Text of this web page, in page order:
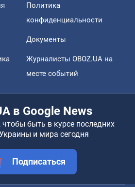
Политика
конфиденциальности
Документы
Журналисты OBOZ.UA на
месте событий
в Google News
быть в курсе последних
и мира сегодня
Подписаться